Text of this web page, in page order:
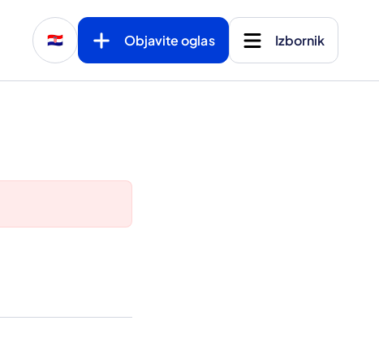
🇭🇷 Objavite oglas Izbornik